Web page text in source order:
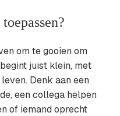
om te gooien om
juist klein, met
Denk aan een
een collega helpen
of iemand oprecht